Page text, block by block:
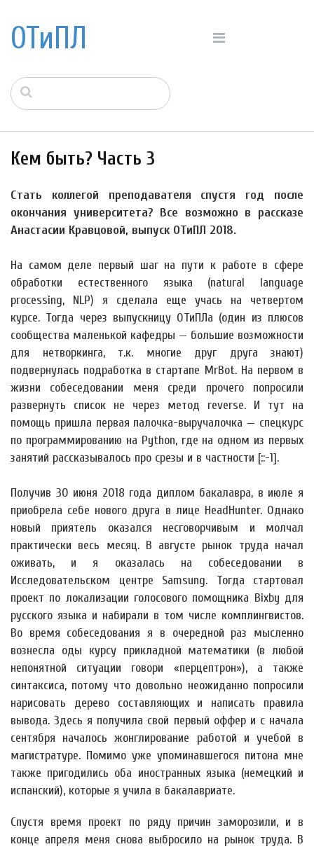
ОТиПЛ
Кем быть? Часть 3
Стать коллегой преподавателя спустя год после
окончания университета? Все возможно в рассказе
Анастасии Кравцовой, выпуск ОТиПЛ 2018.
На самом деле первый шаг на пути к работе в сфере
обработки естественного языка (natural language
processing, NLP) я сделала еще учась на четвертом
курсе. Тогда через выпускницу ОТиПЛа (один из плюсов
сообщества маленькой кафедры — большие возможности
для нетворкинга, т.к. многие друг друга знают)
подвернулась подработка в стартапе MrBot. На первом в
жизни собеседовании меня среди прочего попросили
развернуть список не через метод reverse. И тут на
помощь пришла первая палочка-выручалочка — спецкурс
по программированию на Python, где на одном из первых
занятий рассказывалось про срезы и в частности [::-1].
Получив 30 июня 2018 года диплом бакалавра, в июле я
приобрела себе нового друга в лице HeadHunter. Однако
новый приятель оказался несговорчивым и молчал
практически весь месяц. В августе рынок труда начал
оживать, и я оказалась на собеседовании в
Исследовательском центре Samsung. Тогда стартовал
проект по локализации голосового помощника Bixby для
русского языка и набирали в том числе комплингвистов.
Во время собеседования я в очередной раз мысленно
вознесла оды курсу прикладной математики (в любой
непонятной ситуации говори «перцептрон»), а также
синтаксиса, потому что довольно неожиданно попросили
нарисовать дерево составляющих и написать правила
вывода. Здесь я получила свой первый оффер и с начала
сентября началось жонглирование работой и учебой в
магистратуре. Помимо уже упоминавшегося питона мне
также пригодились оба иностранных языка (немецкий и
испанский), которые я учила в бакалавриате.
Спустя время проект по ряду причин заморозили, и в
конце апреля меня снова выбросило на рынок труда. В